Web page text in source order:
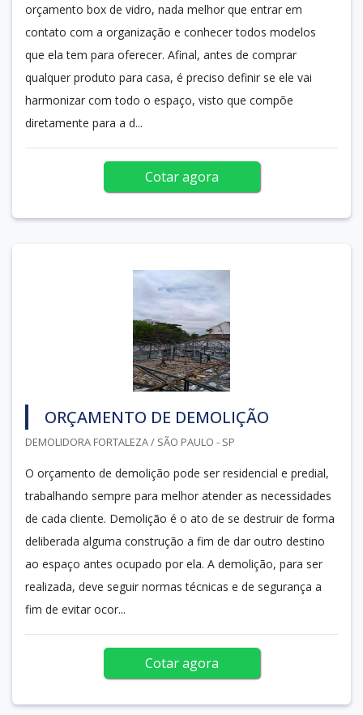
orçamento box de vidro, nada melhor que entrar em
contato com a organização e conhecer todos modelos
que ela tem para oferecer. Afinal, antes de comprar
qualquer produto para casa, é preciso definir se ele vai
harmonizar com todo o espaço, visto que compõe
diretamente para a d...
Cotar agora
ORÇAMENTO DE DEMOLIÇÃO
DEMOLIDORA FORTALEZA / SÃO PAULO - SP
O orçamento de demolição pode ser residencial e predial,
trabalhando sempre para melhor atender as necessidades
de cada cliente. Demolição é o ato de se destruir de forma
deliberada alguma construção a fim de dar outro destino
ao espaço antes ocupado por ela. A demolição, para ser
realizada, deve seguir normas técnicas e de segurança a
fim de evitar ocor...
Cotar agora